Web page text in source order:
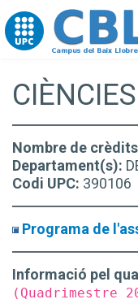
Go to upc.edu
Nombre de crèdits
Departament(s):
Codi UPC: 390106
Programa de
Informació pel
(Quadrimestre